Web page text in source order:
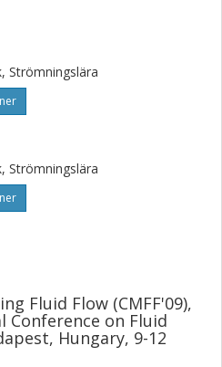
Strömningslära
Strömningslära
Fluid Flow (CMFF'09),
on Fluid
Hungary, 9-12